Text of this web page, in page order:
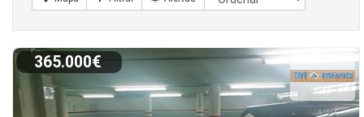
365.000€